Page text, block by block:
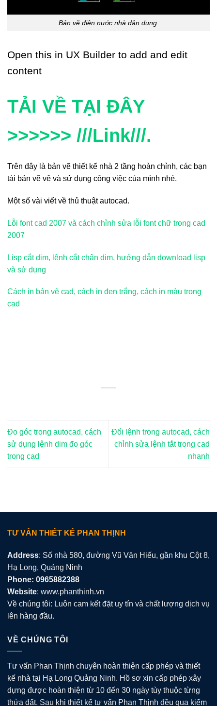
Bản vẽ điện nước nhà dân dụng.
Open this in UX Builder to add and edit
content
TẢI VỀ TẠI ĐÂY
>>>>>> ///Link///.
Trên đây là bản vẽ thiết kế nhà 2 tầng hoàn chỉnh, các bạn
tải bản vẽ vê và sử dụng công việc của mình nhé.
Một số vài viết về thủ thuật autocad.
Lỗi font cad 2007 và cách chỉnh sửa lỗi font chữ trong cad
2007
Lisp cắt dim, lệnh cắt chân dim, hướng dẫn download lisp
và sử dụng
Cách in bản vẽ cad, cách in đen trắng, cách in màu trong
cad
Đo góc trong autocad, cách
sử dụng lệnh dim đo góc
trong cad
Đổi lệnh trong autocad, cách
chỉnh sửa lệnh tắt trong cad
nhanh
TƯ VẤN THIẾT KẾ PHAN THỊNH
Address: Số nhà 580, đường Vũ Văn Hiếu, gần khu Cột 8,
Hạ Long, Quảng Ninh
Phone: 0965882388
Website: www.phanthinh.vn
Về chúng tôi: Luôn cam kết đặt uy tín và chất lượng dịch vụ
lên hàng đầu.
VỀ CHÚNG TÔI
Tư vấn Phan Thịnh chuyên hoàn thiện cấp phép và thiết
kế nhà tại Hạ Long Quảng Ninh. Hồ sơ xin cấp phép xây
dựng được hoàn thiện từ 10 đến 30 ngày tùy thuộc từng
thửa đất. Sau khi thiết kế tư vấn Phan Thịnh đều qua kiểm